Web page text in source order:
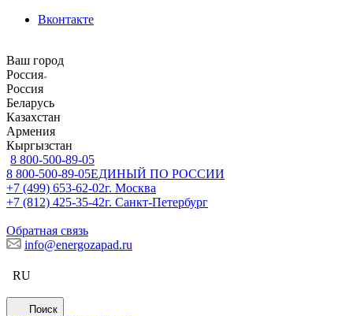
Вконтакте
Ваш город
Россия
Россия
Беларусь
Казахстан
Армения
Кыргызстан
8 800-500-89-05
8 800-500-89-05ЕДИНЫЙ ПО РОССИИ
+7 (499) 653-62-02г. Москва
+7 (812) 425-35-42г. Санкт-Петербург
Обратная связь
info@energozapad.ru
RU
Поиск